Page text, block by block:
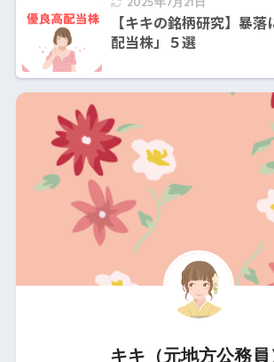
【キキの銘柄研究】暴
配当株」５選
キキ（元地方公務員